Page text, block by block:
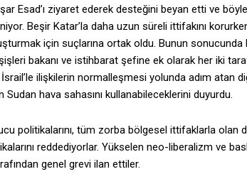
Esad’ı ziyaret ederek desteğini beyan etti ve
Beşir Katar’la daha uzun süreli ittifakını
için suçlarına ortak oldu. Bunun sonucunda
bakanı ve istihbarat şefine ek olarak her iki
ilişkilerin normalleşmesi yolunda adım atan
hava sahasını kullanabileceklerini duyurdu.
politikalarını, tüm zorba bölgesel ittifaklarla olan
reddediyorlar. Yükselen neo-liberalizm ve
genel grevi ilan ettiler.